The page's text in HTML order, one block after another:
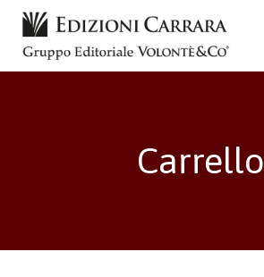
Salta
contenuto
Carrello